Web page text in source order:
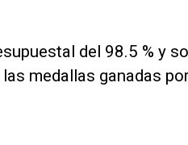
del 98.5 % y
medallas ganadas